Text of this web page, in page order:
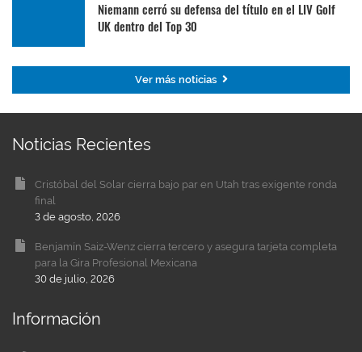
Niemann cerró su defensa del título en el LIV Golf
UK dentro del Top 30
Ver más noticias
Noticias Recientes
Cristóbal del Solar cierra bajo par en Utah tras exigente ronda
final
3 de agosto, 2026
Benjamín Saiz-Wenz cierra tercero y asegura tarjeta completa
para la Gira Profesional Mexicana
30 de julio, 2026
Información